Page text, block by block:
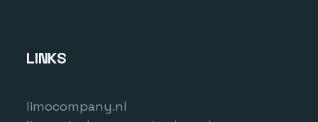
LINKS
limocompany.nl